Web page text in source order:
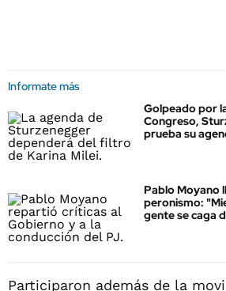
Informate más
Golpeado por
Congreso,
prueba su
Pablo Moyano
peronismo:
gente se caga
Participaron además de la